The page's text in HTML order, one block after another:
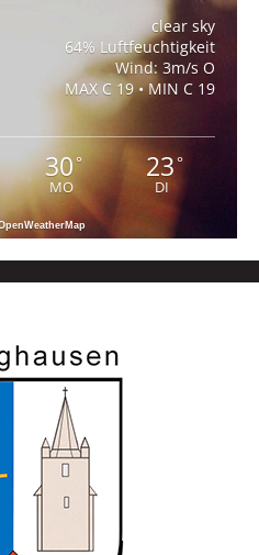
clear sky
64% Luftfeuchtigkeit
Wind: 3m/s O
MAX C 19 • MIN C 19
30°
MO
23°
DI